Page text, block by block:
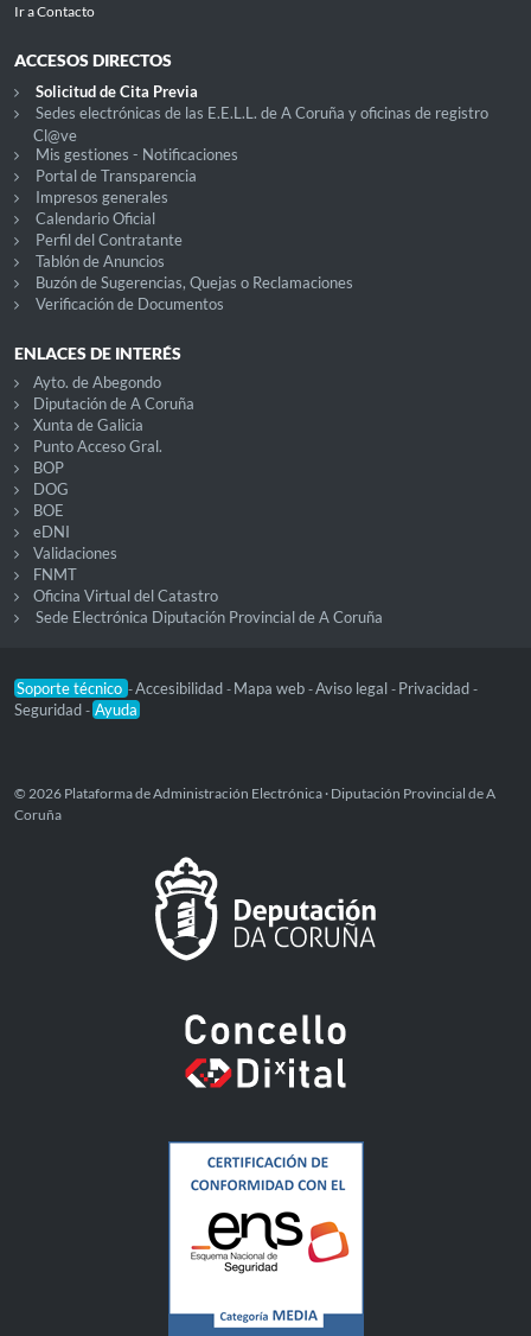
Ir a Contacto
ACCESOS DIRECTOS
Solicitud de Cita Previa
Sedes electrónicas de las E.E.L.L. de A Coruña y oficinas de registro
Cl@ve
Mis gestiones - Notificaciones
Portal de Transparencia
Impresos generales
Calendario Oficial
Perfil del Contratante
Tablón de Anuncios
Buzón de Sugerencias, Quejas o Reclamaciones
Verificación de Documentos
ENLACES DE INTERÉS
Ayto. de Abegondo
Diputación de A Coruña
Xunta de Galicia
Punto Acceso Gral.
BOP
DOG
BOE
eDNI
Validaciones
FNMT
Oficina Virtual del Catastro
Sede Electrónica Diputación Provincial de A Coruña
Soporte técnico -Accesibilidad - Mapa web -Aviso legal - Privacidad -
Seguridad - Ayuda
© 2026 Plataforma de Administración Electrónica · Diputación Provincial de A
Coruña